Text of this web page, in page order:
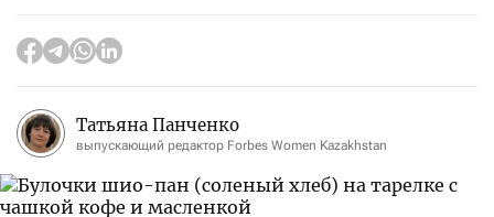
Татьяна Панченко
выпускающий редактор Forbes Women Kazakhstan